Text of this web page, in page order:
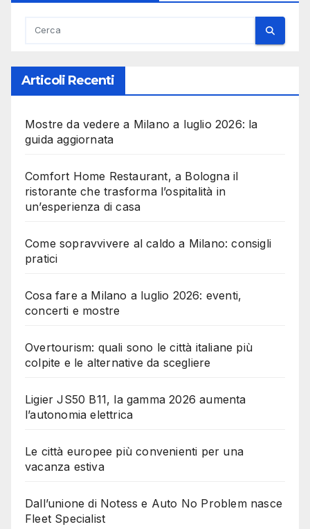
Articoli Recenti
Mostre da vedere a Milano a luglio 2026: la
guida aggiornata
Comfort Home Restaurant, a Bologna il
ristorante che trasforma l’ospitalità in
un’esperienza di casa
Come sopravvivere al caldo a Milano: consigli
pratici
Cosa fare a Milano a luglio 2026: eventi,
concerti e mostre
Overtourism: quali sono le città italiane più
colpite e le alternative da scegliere
Ligier JS50 B11, la gamma 2026 aumenta
l’autonomia elettrica
Le città europee più convenienti per una
vacanza estiva
Dall’unione di Notess e Auto No Problem nasce
Fleet Specialist